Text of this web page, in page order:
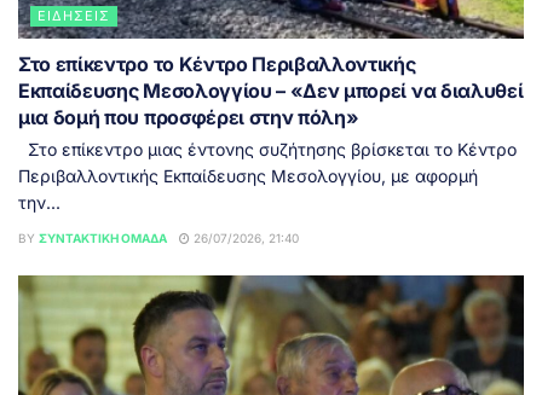
ΕΙΔΉΣΕΙΣ
Στο επίκεντρο το Κέντρο Περιβαλλοντικής
Εκπαίδευσης Μεσολογγίου – «Δεν μπορεί να διαλυθεί
μια δομή που προσφέρει στην πόλη»
Στο επίκεντρο μιας έντονης συζήτησης βρίσκεται το Κέντρο
Περιβαλλοντικής Εκπαίδευσης Μεσολογγίου, με αφορμή
την...
BY ΣΥΝΤΑΚΤΙΚΉ ΟΜΆΔΑ 26/07/2026, 21:40